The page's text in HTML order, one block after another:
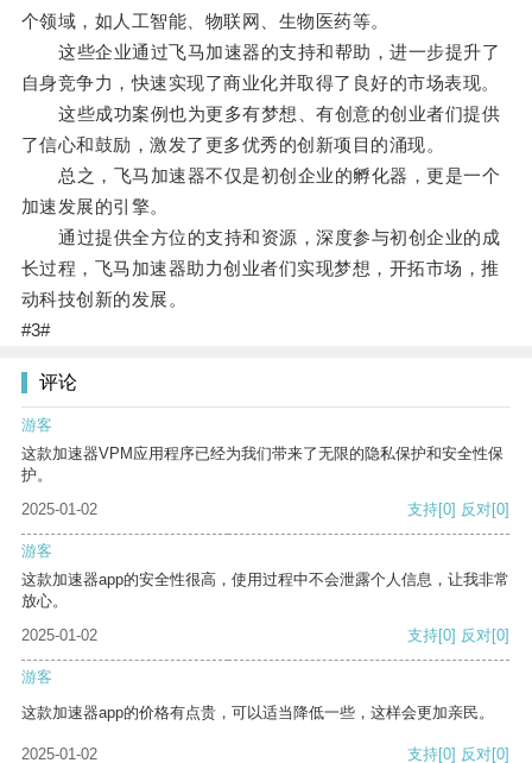
个领域，如人工智能、物联网、生物医药等。
这些企业通过飞马加速器的支持和帮助，进一步提升了
自身竞争力，快速实现了商业化并取得了良好的市场表现。
这些成功案例也为更多有梦想、有创意的创业者们提供
了信心和鼓励，激发了更多优秀的创新项目的涌现。
总之，飞马加速器不仅是初创企业的孵化器，更是一个
加速发展的引擎。
通过提供全方位的支持和资源，深度参与初创企业的成
长过程，飞马加速器助力创业者们实现梦想，开拓市场，推
动科技创新的发展。
#3#
评论
游客
这款加速器VPM应用程序已经为我们带来了无限的隐私保护和安全性保
护。
2025-01-02
支持[0] 反对[0]
游客
这款加速器app的安全性很高，使用过程中不会泄露个人信息，让我非常
放心。
2025-01-02
支持[0] 反对[0]
游客
这款加速器app的价格有点贵，可以适当降低一些，这样会更加亲民。
2025-01-02 支持[0] 反对[0]